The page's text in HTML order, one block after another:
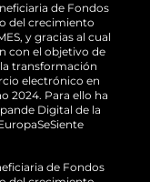
de Fondos
del crecimiento
y gracias al cual
con el objetivo de
transformación
electrónico en
2024. Para ello ha
Digital de la
de Fondos